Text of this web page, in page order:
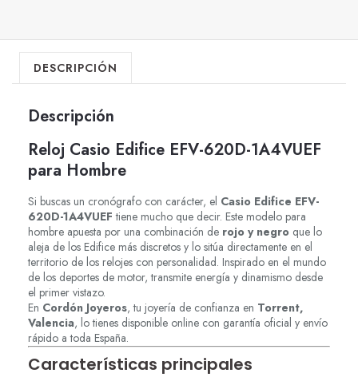
DESCRIPCIÓN
Descripción
Reloj Casio Edifice EFV-620D-1A4VUEF
para Hombre
Si buscas un cronógrafo con carácter, el Casio Edifice EFV-
620D-1A4VUEF tiene mucho que decir. Este modelo para
hombre apuesta por una combinación de rojo y negro que lo
aleja de los Edifice más discretos y lo sitúa directamente en el
territorio de los relojes con personalidad. Inspirado en el mundo
de los deportes de motor, transmite energía y dinamismo desde
el primer vistazo.
En Cordón Joyeros, tu joyería de confianza en Torrent,
Valencia, lo tienes disponible online con garantía oficial y envío
rápido a toda España.
Características principales